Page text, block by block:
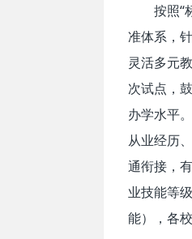
按照“
准体系，
灵活多元
次试点，
办学水平
从业经历
通衔接，
业技能等
能），各